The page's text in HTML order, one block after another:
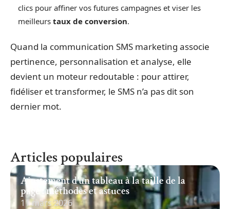
clics pour affiner vos futures campagnes et viser les
meilleurs taux de conversion.
Quand la communication SMS marketing associe
pertinence, personnalisation et analyse, elle
devient un moteur redoutable : pour attirer,
fidéliser et transformer, le SMS n’a pas dit son
dernier mot.
Articles populaires
Ajustement d’un tableau à la taille de la
page : méthodes et astuces
11 mars 2026